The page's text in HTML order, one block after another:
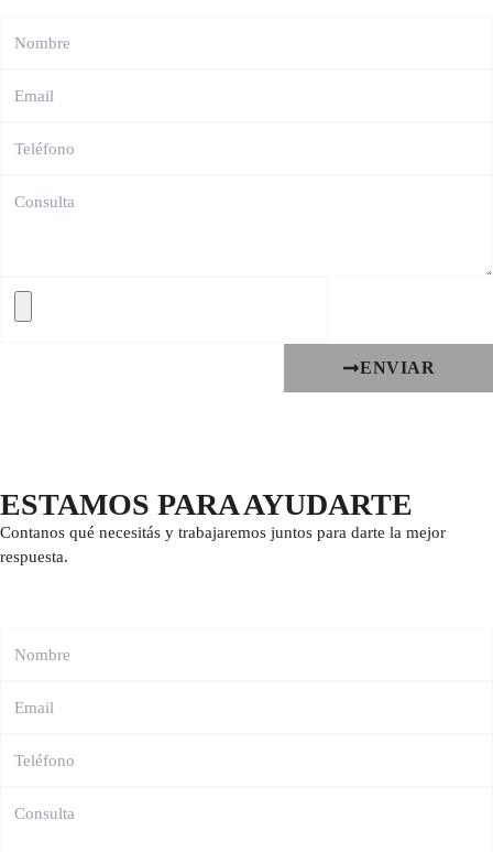
ENVIAR
ESTAMOS PARA AYUDARTE
Contanos qué necesitás y trabajaremos juntos para darte la mejor
respuesta.